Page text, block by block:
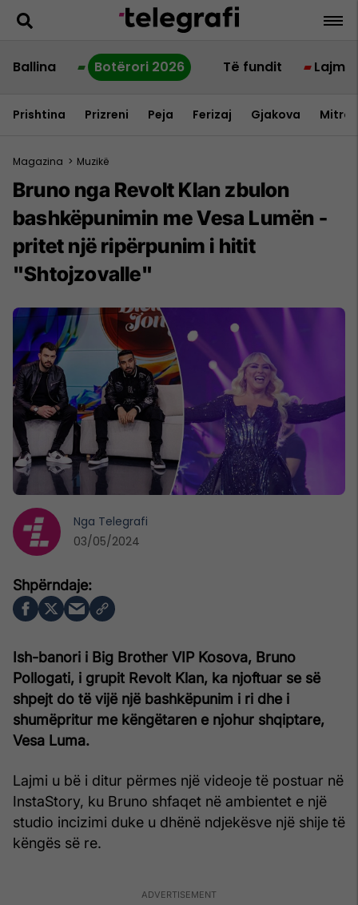
Ballina Botërori 2026 Të fundit Lajme
Prishtina Prizreni Peja Ferizaj Gjakova
Magazina > Muzikë
Bruno nga Revolt Klan zbulon
bashkëpunimin me Vesa Lumën -
pritet një ripërpunim i hitit
"Shtojzovalle"
Ish-banori i Big Brother VIP Kosova, Bruno
Pollogati, i grupit Revolt Klan, ka njoftuar se së
shpejt do të vijë një bashkëpunim i ri dhe i
shumëpritur me këngëtaren e njohur shqiptare,
Vesa Luma.
Lajmi u bë i ditur përmes një videoje të postuar në
InstaStory, ku Bruno shfaqet në ambientet e një
studio incizimi duke u dhënë ndjekësve një shije të
këngës së re.
Nga Telegrafi
03/05/2024